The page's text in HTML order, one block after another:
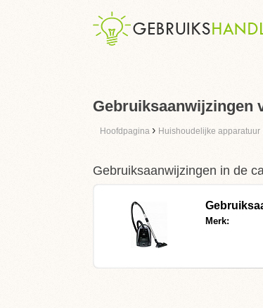
Gebruiksaanwijzingen
Hoofdpagina › Huishoudelijke apparatuur
Gebruiksaanwijzingen in de
Merk: